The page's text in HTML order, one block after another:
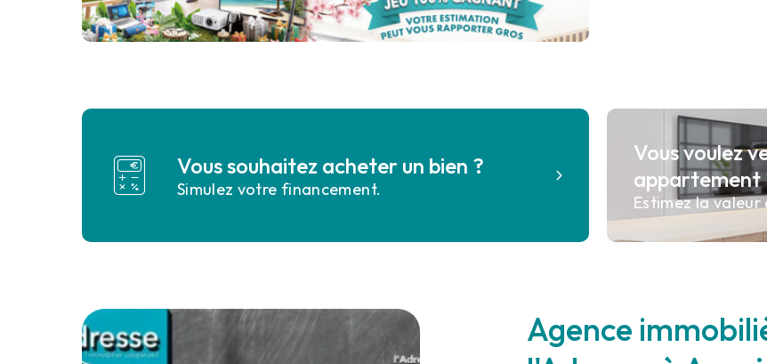
Vous souhaitez acheter un bien ?
Simulez votre financement.
Vous voulez
appartement
Estimez la
Agence